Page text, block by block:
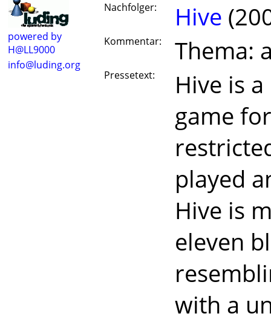
powered by
H@LL9000
info@luding.org
Nachfolger: Hive
Kommentar: Thema:
Pressetext:
Hive is
game
played
Hive is
eleven
with a